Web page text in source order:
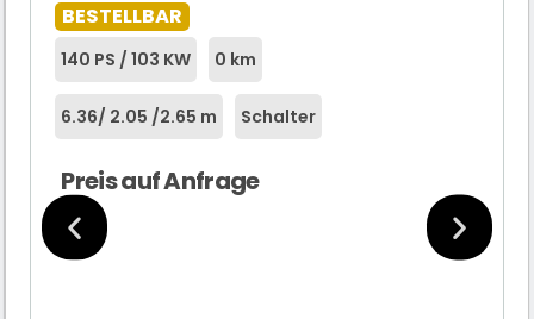
BESTELLBAR
140 PS / 103 KW 0 km
6.36/ 2.05 /2.65 m Schalter
Preis auf Anfrage